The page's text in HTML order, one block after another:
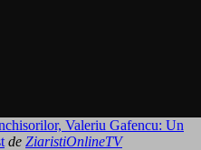
Valeriu Gafencu: Un
de ZiaristiOnlineTV